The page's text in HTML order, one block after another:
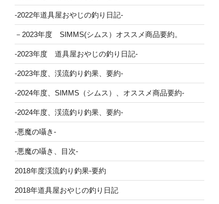
-2022年道具屋おやじの釣り日記-
－2023年度 SIMMS(シムス）オススメ商品要約。
-2023年度 道具屋おやじの釣り日記-
-2023年度、渓流釣り釣果、要約-
-2024年度、SIMMS（シムス）、オススメ商品要約-
-2024年度、渓流釣り釣果、要約-
-悪魔の囁き-
-悪魔の囁き、目次-
2018年度渓流釣り釣果-要約
2018年道具屋おやじの釣り日記